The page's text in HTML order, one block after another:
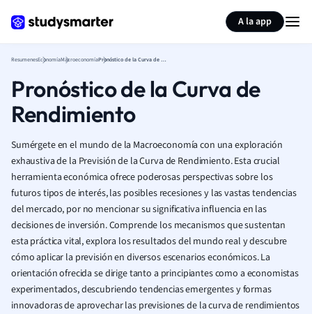
A la app
ResumenesEconomíaMacroeconomía Pronóstico de la Curva de Rendimiento
Pronóstico de la Curva de
Rendimiento
Sumérgete en el mundo de la Macroeconomía con una exploración
exhaustiva de la Previsión de la Curva de Rendimiento. Esta crucial
herramienta económica ofrece poderosas perspectivas sobre los
futuros tipos de interés, las posibles recesiones y las vastas tendencias
del mercado, por no mencionar su significativa influencia en las
decisiones de inversión. Comprende los mecanismos que sustentan
esta práctica vital, explora los resultados del mundo real y descubre
cómo aplicar la previsión en diversos escenarios económicos. La
orientación ofrecida se dirige tanto a principiantes como a economistas
experimentados, descubriendo tendencias emergentes y formas
innovadoras de aprovechar las previsiones de la curva de rendimientos
Resumir página